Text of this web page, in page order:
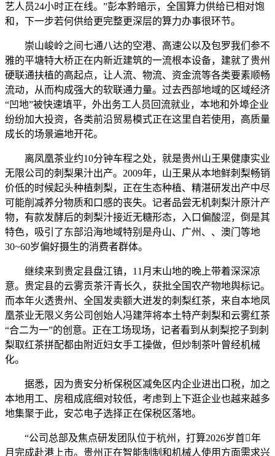
艺人员24小时正在线。”彭本黔暗示，全国算力供给已相对饱
和，下一步若何供给更完整更深层的算力办事很环节。
崇山峻岭之间七通八达的空港、高速公以及包罗我们参不
雅的平塘特大桥正在内新近建筑的一流根本设备，建就了贵州
硬联通扶植的高起点，让人流、物流、资金流等各类要素顺畅
流动，从而构成强大的软联通力量。过去西部地域的区域经济
“凹地”被快速填平，外出务工人员回流就业，本地和外埠企业
纷纷加大投资，各类前沿贸易模式正在这里自若使用，高质量
成长的场景遍地开花。
离凤凰茶业约10分钟车程之处，就是贵州山王果健康实业
无限公司的刺梨果汁出产。2009年，山王果从本地鲜刺梨畅销
价低的时候起头种植刺梨，正在生态种植、精湛研发出产中尽
可能削减养分物质和口感的丧失。记者品尝无机刺梨汁原汁产
物，有款发酵后的刺梨汁接近无糖形态，入口偏酸涩，倒是其
特色，吸引了东部沿海地域特别是舟山、广州、、澳门等地
30~60岁偏好摄生的消费者群体。
继续来到贵定县盘江镇，11月末山地的晚上带着深深凉
意。贵定县的云雾贡茶汗青长久，获批全国农产物地舆标记。
而本年火透贵州、全国发卖额大迸发的刺梨红茶，来自本地凤
凰茶业无限义务公司创始人冯建萍将本土特产刺梨和云雾红茶
“合二为一”的创意。正在工场现场，记者看到从刺梨挖子到刺
梨取红茶拼配都由附近妇女手工操做，但炒制茶叶曾经机械
化。
据悉，因为贵安分析保税区减免区内企业进出口税，加之
本地用工、房租成底细对较低，考虑到上下逛企业也越来越多
地集聚于此，安芯电子选择正在保税区落地。
“公司总部及焦点研发团队位于杭州，打算2026岁首年
月完成赴港上市。贵州正在智能制制和机械人使用方面需求兴